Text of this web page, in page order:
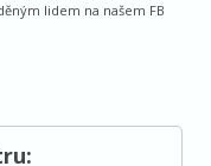
lidem na našem FB